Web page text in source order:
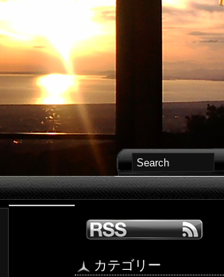
カテゴリー